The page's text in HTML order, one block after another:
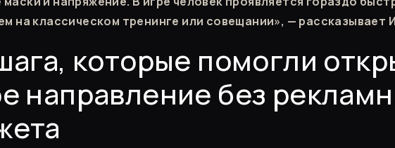
на классическом тренинге или совещании», — рассказывает
которые помогли
направление без